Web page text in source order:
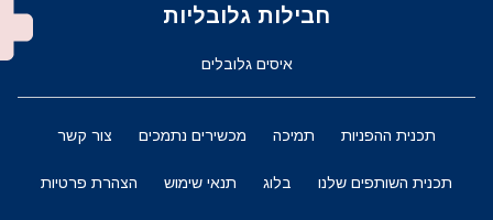
חבילות גלובליות
איסים גלובלים
תכנית ההפניות תמיכה מכשירים נתמכים צור קשר
תכנית השותפים שלנו בלוג תנאי שימוש הצהרת פרטיות